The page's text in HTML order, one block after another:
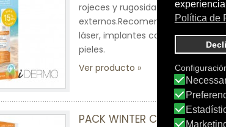
rojeces y rugosidades. Protege
externos.Recomendado también
láser, implantes capilares,
pieles.
Ver producto
PACK WINTER CARE